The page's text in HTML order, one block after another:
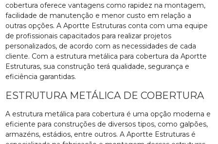
cobertura oferece vantagens como rapidez na montagem,
facilidade de manutenção e menor custo em relação a
outras opções. A Aportte Estruturas conta com uma equipe
de profissionais capacitados para realizar projetos
personalizados, de acordo com as necessidades de cada
cliente. Com a estrutura metálica para cobertura da Aportte
Estruturas, sua construção terá qualidade, segurança e
eficiência garantidas.
ESTRUTURA METÁLICA DE COBERTURA
A estrutura metálica para cobertura é uma opção moderna e
eficiente para construções de diversos tipos, como galpões,
armazéns, estádios, entre outros. A Aportte Estruturas é